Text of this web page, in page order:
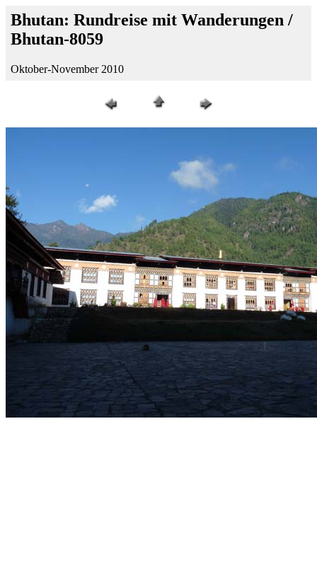
Bhutan: Rundreise mit Wanderungen /
Bhutan-8059
Oktober-November 2010